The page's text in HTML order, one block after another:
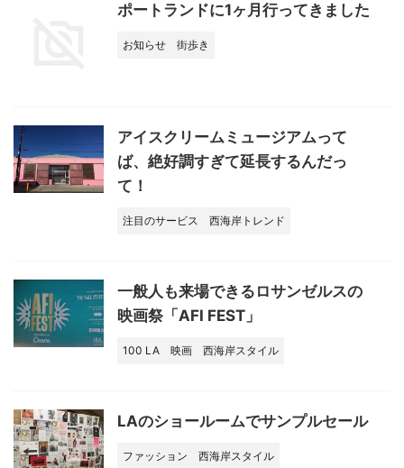
ポートランドに1ヶ月行ってきました
お知らせ 街歩き
アイスクリームミュージアムって
ば、絶好調すぎて延長するんだっ
て！
注目のサービス 西海岸トレンド
一般人も来場できるロサンゼルスの
映画祭「AFI FEST」
100 LA 映画 西海岸スタイル
LAのショールームでサンプルセール
ファッション 西海岸スタイル